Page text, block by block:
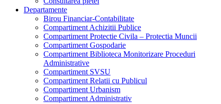
Departamente
Birou Financiar-Contabilitate
Compartiment Achizitii Publice
Compartiment Protectie Civila – Protectia Muncii
Compartiment Gospodarie
Compartiment Biblioteca Monitorizare Proceduri
Administrative
Compartiment SVSU
Compartiment Relatii cu Publicul
Compartiment Urbanism
Compartiment Administrativ